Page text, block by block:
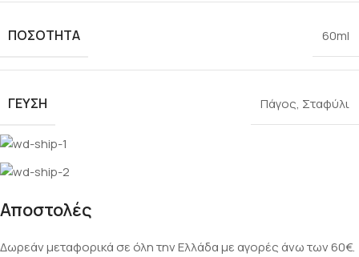
ΠΟΣΌΤΗΤΑ 60ml
ΓΕΎΣΗ Πάγος, Σταφύλι
Αποστολές
Δωρεάν μεταφορικά σε όλη την Ελλάδα με αγορές άνω των 60€.